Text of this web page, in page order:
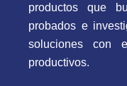
productos que
probados e
soluciones con
productivos.